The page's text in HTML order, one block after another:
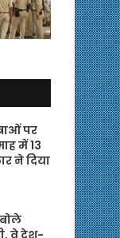
पर
में 13
ने दिया
वे देश-